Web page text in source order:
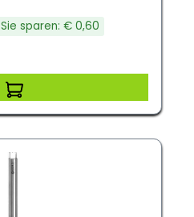
Sie sparen: € 0,60